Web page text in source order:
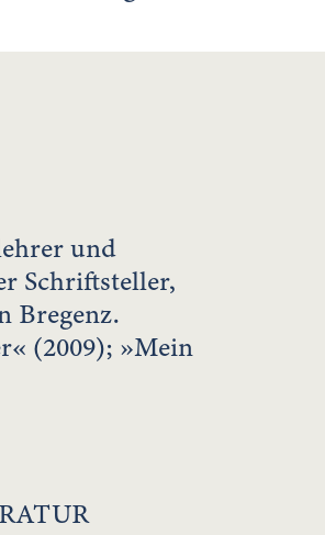
und
Schriftsteller,
Bregenz.
(2009); »Mein